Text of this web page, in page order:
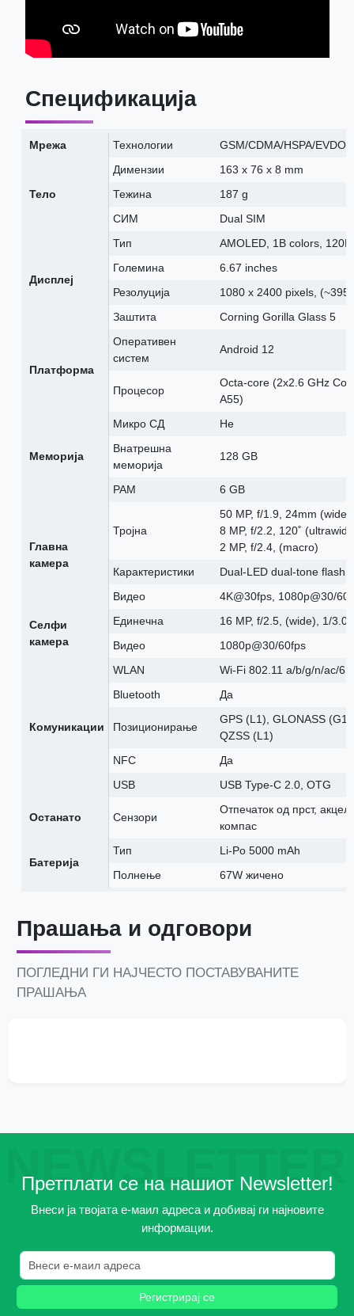
Спецификација
Мрежа Технологии GSM/CDMA/HSPA/EVDO/
Тело
Димензии
163 x 76 x 8 mm
Тежина
187 g
СИМ
Dual SIM
Дисплеј
Тип
AMOLED, 1B colors,
Големина
6.67 inches
Резолуција
1080 x 2400 pixels, (~395
Заштита
Corning Gorilla Glass 5
Платформа
Оперативен
систем
Android 12
Процесор
Octa-core (2x2.6 GHz
A55)
Меморија
Микро СД
Не
Внатрешна
меморија
128 GB
РАМ 6 GB
Главна
камера
Тројна
50 MP, f/1.9, 24mm
8 MP, f/2.2, 120˚
2 MP, f/2.4, (macro)
Карактеристики
Dual-LED dual-tone flash,
Видео
4K@30fps, 1080p@30/
Селфи
камера
Единечна
16 MP, f/2.5, (wide), 1/
Видео
1080p@30/60fps
Комуникации
WLAN
Wi-Fi 802.11 a/b/g/n/ac/6,
Bluetooth
Да
Позиционирање
GPS (L1), GLONASS
QZSS (L1)
NFC
Да
USB
USB Type-C 2.0, OTG
Останато Сензори
Отпечаток од прст,
компас
Батерија
Тип
Li-Po 5000 mAh
Полнење
67W жичено
Прашања и одговори
ПОГЛЕДНИ ГИ НАЈЧЕСТО ПОСТАВУВАНИТЕ
ПРАШАЊА
NEWSLETTER
Претплати се на нашиот Newsletter!
Внеси ја твојата е-маил адреса и добивај ги најновите
информации.
Регистрирај се